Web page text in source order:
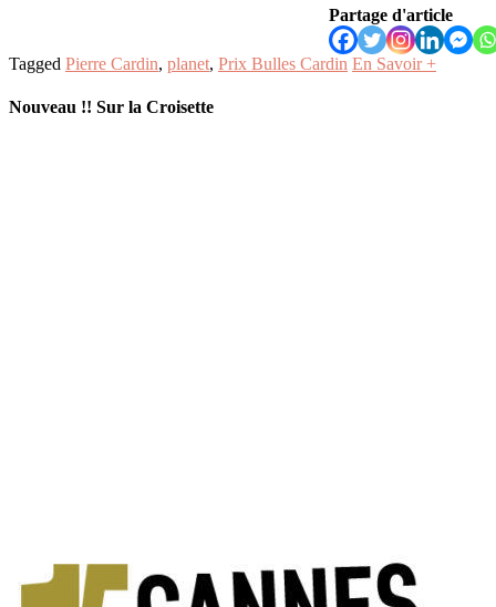
Partage d'article
Tagged Pierre Cardin, planet, Prix Bulles Cardin En Savoir +
Nouveau !! Sur la Croisette